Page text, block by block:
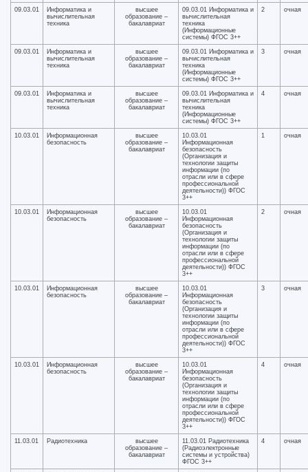
09.03.01
Информатика и
вычислительная
техника
высшее
образование –
бакалавриат
09.03.01 Информатика и
вычислительная
техника
(Информационные
системы) ФГОС 3++
2 очная
09.03.01
Информатика и
вычислительная
техника
высшее
образование –
бакалавриат
09.03.01 Информатика и
вычислительная
техника
(Информационные
системы) ФГОС 3++
3 очная
09.03.01
Информатика и
вычислительная
техника
высшее
образование –
бакалавриат
09.03.01 Информатика и
вычислительная
техника
(Информационные
системы) ФГОС 3++
4 очная
10.03.01
Информационная
безопасность
высшее
образование –
бакалавриат
10.03.01
Информационная
безопасность
(Организация и
технологии защиты
информации (по
отрасли или в сфере
профессиональной
деятельности)) ФГОС
3++
1 очная
10.03.01
Информационная
безопасность
высшее
образование –
бакалавриат
10.03.01
Информационная
безопасность
(Организация и
технологии защиты
информации (по
отрасли или в сфере
профессиональной
деятельности)) ФГОС
3++
2 очная
10.03.01
Информационная
безопасность
высшее
образование –
бакалавриат
10.03.01
Информационная
безопасность
(Организация и
технологии защиты
информации (по
отрасли или в сфере
профессиональной
деятельности)) ФГОС
3++
3 очная
10.03.01
Информационная
безопасность
высшее
образование –
бакалавриат
10.03.01
Информационная
безопасность
(Организация и
технологии защиты
информации (по
отрасли или в сфере
профессиональной
деятельности)) ФГОС
3++
4 очная
11.03.01 Радиотехника
высшее
образование –
бакалавриат
11.03.01 Радиотехника
(Радиоэлектронные
системы и устройства)
ФГОС 3++
4 очная